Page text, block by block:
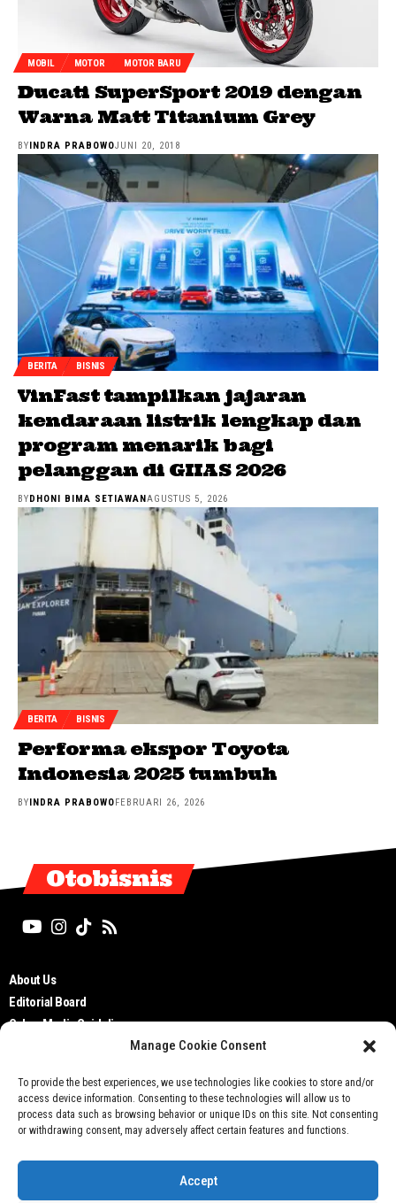
Manage Cookie Consent
To provide the best experiences, we use technologies like cookies to store and/or
access device information. Consenting to these technologies will allow us to
process data such as browsing behavior or unique IDs on this site. Not consenting
or withdrawing consent, may adversely affect certain features and functions.
Accept
MOBIL MOTOR MOTOR BARU
Ducati SuperSport 2019 dengan
Warna Matt Titanium Grey
BYINDRA PRABOWOJUNI 20, 2018
BERITA BISNIS
VinFast tampilkan jajaran
kendaraan listrik lengkap dan
program menarik bagi
pelanggan di GIIAS 2026
BYDHONI BIMA SETIAWANAGUSTUS 5, 2026
BERITA BISNIS
Performa ekspor Toyota
Indonesia 2025 tumbuh
BYINDRA PRABOWOFEBRUARI 26, 2026
Otobisnis
About Us
Editorial Board
Cyber Media Guidelines
Privacy Policy
Contact Us